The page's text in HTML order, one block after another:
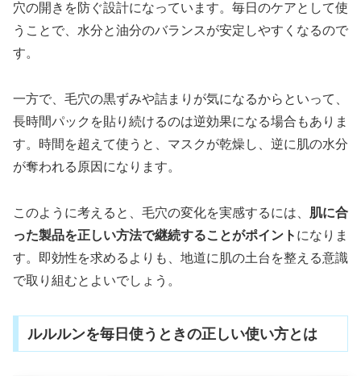
穴の開きを防ぐ設計になっています。毎日のケアとして使
うことで、水分と油分のバランスが安定しやすくなるので
す。
一方で、毛穴の黒ずみや詰まりが気になるからといって、
長時間パックを貼り続けるのは逆効果になる場合もありま
す。時間を超えて使うと、マスクが乾燥し、逆に肌の水分
が奪われる原因になります。
このように考えると、毛穴の変化を実感するには、 肌に合
った製品を正しい方法で継続することがポイント になりま
す。即効性を求めるよりも、地道に肌の土台を整える意識
で取り組むとよいでしょう。
ルルルンを毎日使うときの正しい使い方とは